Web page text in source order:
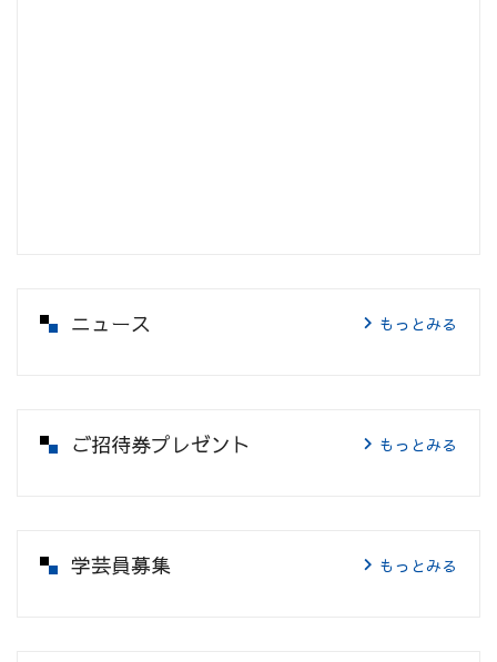
ニュース もっとみる
ご招待券プレゼント もっとみる
学芸員募集 もっとみる